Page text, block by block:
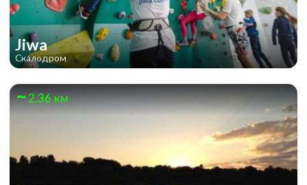
Jiwa
Скалодром
2.36 км